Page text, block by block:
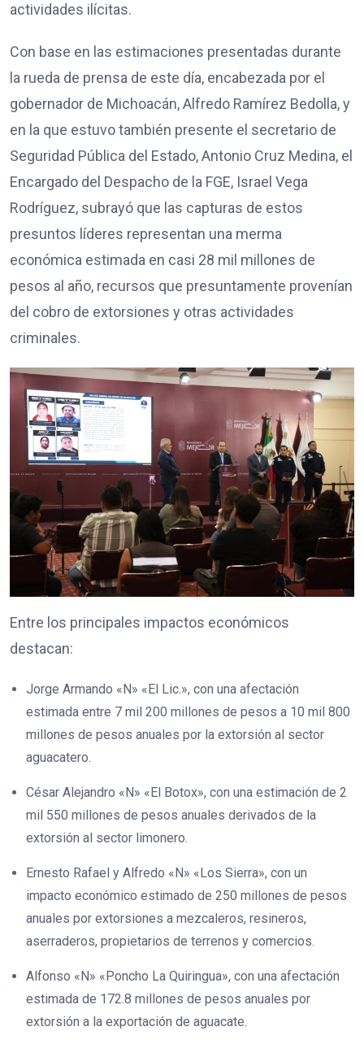
actividades ilícitas.
Con base en las estimaciones presentadas durante
la rueda de prensa de este día, encabezada por el
gobernador de Michoacán, Alfredo Ramírez Bedolla, y
en la que estuvo también presente el secretario de
Seguridad Pública del Estado, Antonio Cruz Medina, el
Encargado del Despacho de la FGE, Israel Vega
Rodríguez, subrayó que las capturas de estos
presuntos líderes representan una merma
económica estimada en casi 28 mil millones de
pesos al año, recursos que presuntamente provenían
del cobro de extorsiones y otras actividades
criminales.
Entre los principales impactos económicos
destacan:
Jorge Armando «N» «El Lic.», con una afectación
estimada entre 7 mil 200 millones de pesos a 10 mil 800
millones de pesos anuales por la extorsión al sector
aguacatero.
César Alejandro «N» «El Botox», con una estimación de 2
mil 550 millones de pesos anuales derivados de la
extorsión al sector limonero.
Ernesto Rafael y Alfredo «N» «Los Sierra», con un
impacto económico estimado de 250 millones de pesos
anuales por extorsiones a mezcaleros, resineros,
aserraderos, propietarios de terrenos y comercios.
Alfonso «N» «Poncho La Quiringua», con una afectación
estimada de 172.8 millones de pesos anuales por
extorsión a la exportación de aguacate.